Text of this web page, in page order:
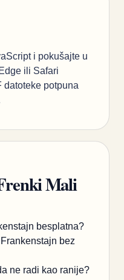
i pokušajte u
ili Safari
datoteke potpuna
Mali
besplatna?
bez
ne radi kao ranije?